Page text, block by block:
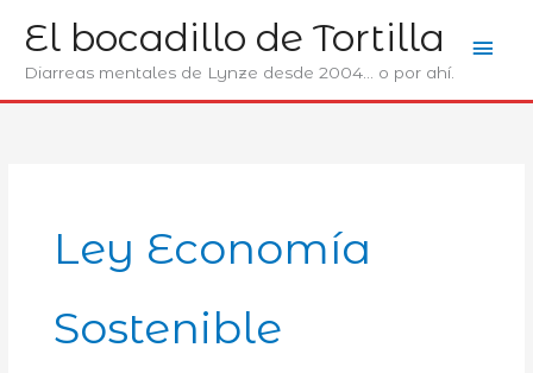
contenido
El bocadillo de Tortilla
Diarreas mentales de Lynze desde 2004... o por ahí.
Ley Economí­a
Sostenible